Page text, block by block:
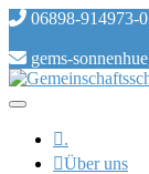
Skip
content
06898-914973-0
gems-
.
Über uns